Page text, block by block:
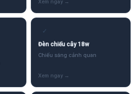
✓
Đèn chiếu cây 18w
Chiếu sáng cảnh quan